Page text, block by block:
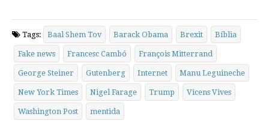
Tags: Baal Shem Tov Barack Obama Brexit Bíblia
Fake news Francesc Cambó François Mitterrand
George Steiner Gutenberg Internet Manu Leguineche
New York Times Nigel Farage Trump Vicens Vives
Washington Post mentida